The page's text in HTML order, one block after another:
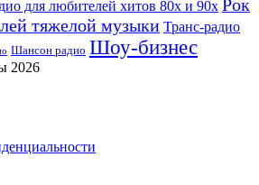
для любителей хитов 80х и 90х Рок
тяжелой музыки Транс-радио
Шансон радио Шоу-бизнес
2026